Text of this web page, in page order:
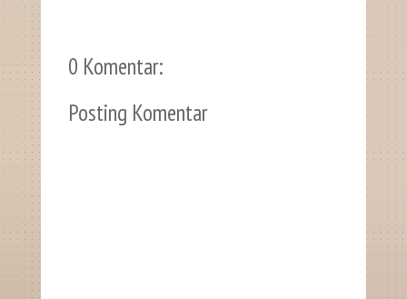
0 Komentar:
Posting Komentar